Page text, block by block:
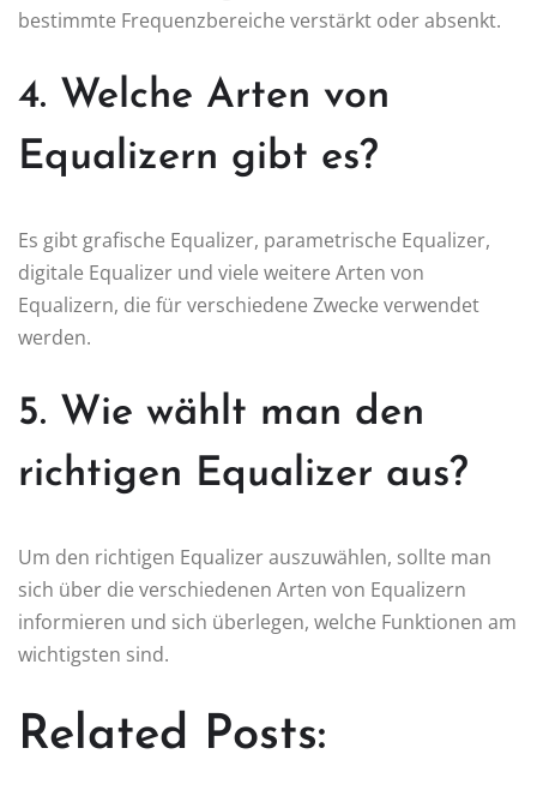
bestimmte Frequenzbereiche verstärkt oder absenkt.
4. Welche Arten von
Equalizern gibt es?
Es gibt grafische Equalizer, parametrische Equalizer,
digitale Equalizer und viele weitere Arten von
Equalizern, die für verschiedene Zwecke verwendet
werden.
5. Wie wählt man den
richtigen Equalizer aus?
Um den richtigen Equalizer auszuwählen, sollte man
sich über die verschiedenen Arten von Equalizern
informieren und sich überlegen, welche Funktionen am
wichtigsten sind.
Related Posts: